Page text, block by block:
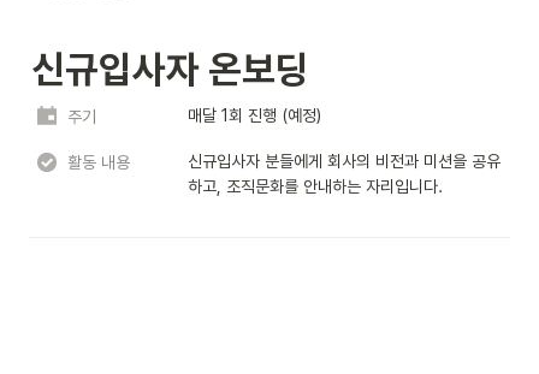
신규입사자 온보딩
주기 매달 1회 진행 (예정)
활동 내용
신규입사자 분들에게 회사의 비전과 미션을 공유
하고, 조직문화를 안내하는 자리입니다.